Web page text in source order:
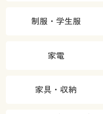
制服・学生服
家電
家具・収納